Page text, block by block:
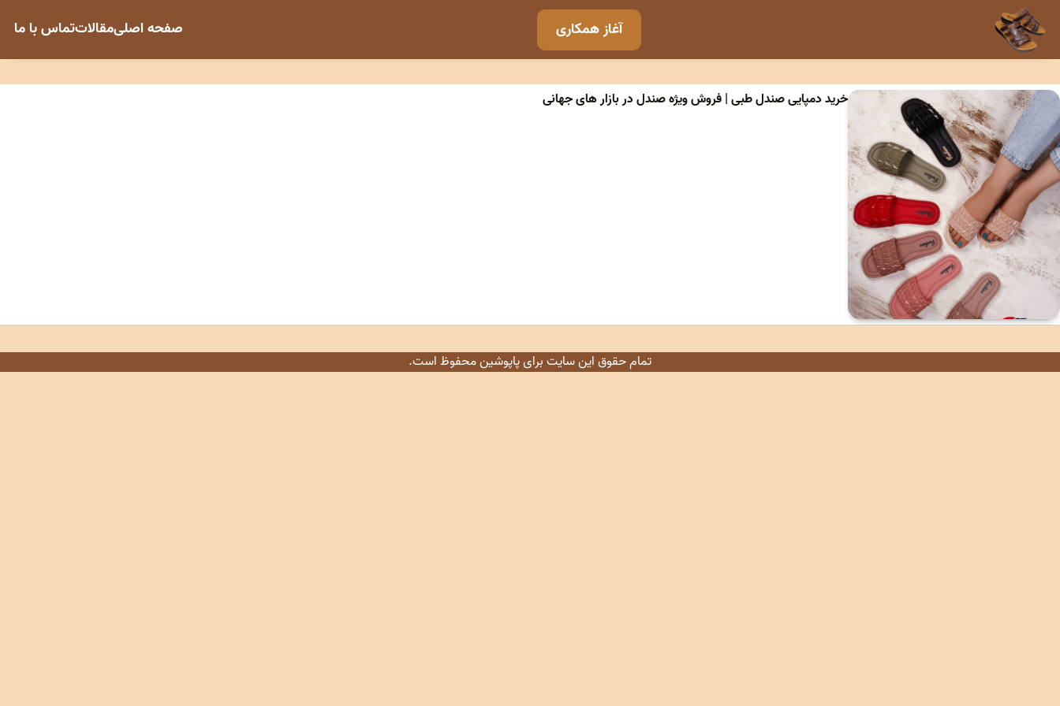
آغاز همکاری صفحه اصلیمقالاتتماس با ما
خرید دمپایی صندل طبی | فروش ویژه صندل در بازار های جهانی
تمام حقوق این سایت برای پاپوشین محفوظ است.